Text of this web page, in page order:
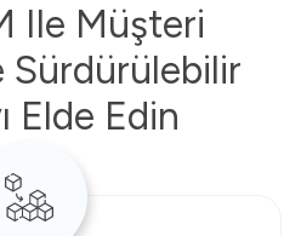
Ile Müşteri
Sürdürülebilir
Elde Edin